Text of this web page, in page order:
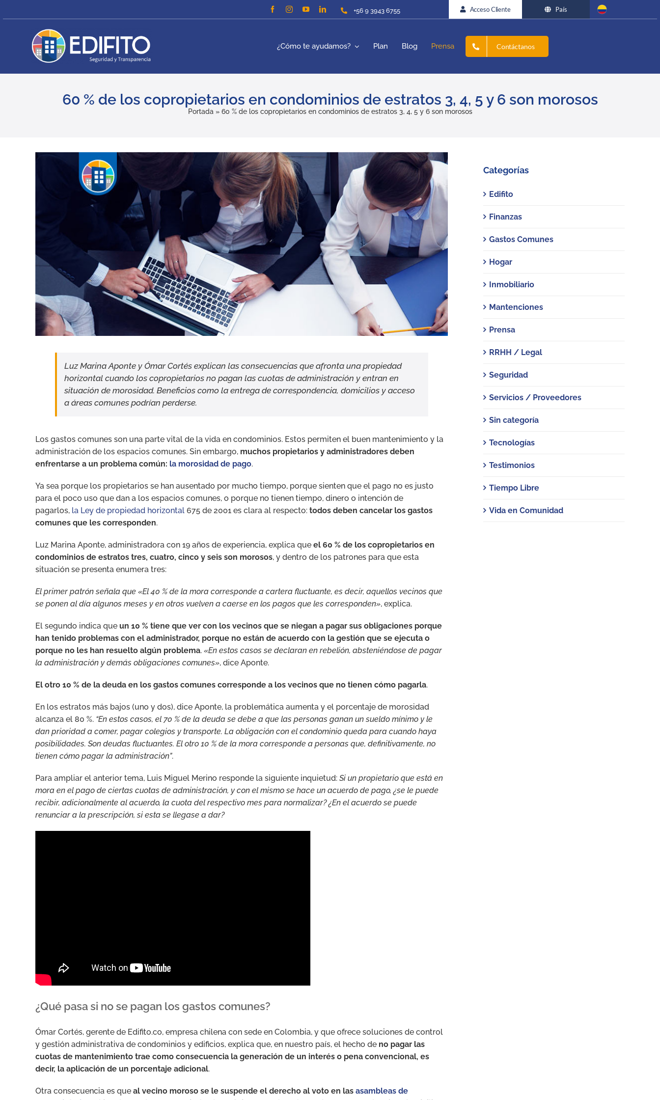
to
+56 9 3943 6755 Acceso Cliente País
¿Cómo te ayudamos? Plan Blog Prensa Contáctanos
60 % de los copropietarios en condominios de estratos 3, 4, 5 y 6 son morosos
Portada » 60 % de los copropietarios en condominios de estratos 3, 4, 5 y 6 son morosos
View
Luz Marina Aponte y Ómar Cortés explican las consecuencias que afronta una propiedad
horizontal cuando los copropietarios no pagan las cuotas de administración y entran en
situación de morosidad. Beneficios como la entrega de correspondencia, domicilios y acceso
a áreas comunes podrían perderse.
Los gastos comunes son una parte vital de la vida en condominios. Estos permiten el buen mantenimiento y la
administración de los espacios comunes. Sin embargo, muchos propietarios y administradores deben
enfrentarse a un problema común: la morosidad de pago.
Ya sea porque los propietarios se han ausentado por mucho tiempo, porque sienten que el pago no es justo
para el poco uso que dan a los espacios comunes, o porque no tienen tiempo, dinero o intención de
pagarlos, la Ley de propiedad horizontal 675 de 2001 es clara al respecto: todos deben cancelar los gastos
comunes que les corresponden.
Luz Marina Aponte, administradora con 19 años de experiencia, explica que el 60 % de los copropietarios en
condominios de estratos tres, cuatro, cinco y seis son morosos, y dentro de los patrones para que esta
situación se presenta enumera tres:
El primer patrón señala que «El 40 % de la mora corresponde a cartera fluctuante, es decir, aquellos vecinos que
se ponen al día algunos meses y en otros vuelven a caerse en los pagos que les corresponden», explica.
El segundo indica que un 10 % tiene que ver con los vecinos que se niegan a pagar sus obligaciones porque
han tenido problemas con el administrador, porque no están de acuerdo con la gestión que se ejecuta o
porque no les han resuelto algún problema. «En estos casos se declaran en rebelión, absteniéndose de pagar
la administración y demás obligaciones comunes», dice Aponte.
El otro 10 % de la deuda en los gastos comunes corresponde a los vecinos que no tienen cómo pagarla.
En los estratos más bajos (uno y dos), dice Aponte, la problemática aumenta y el porcentaje de morosidad
alcanza el 80 %. “En estos casos, el 70 % de la deuda se debe a que las personas ganan un sueldo mínimo y le
dan prioridad a comer, pagar colegios y transporte. La obligación con el condominio queda para cuando haya
posibilidades. Son deudas fluctuantes. El otro 10 % de la mora corresponde a personas que, definitivamente, no
tienen cómo pagar la administración”.
Para ampliar el anterior tema, Luis Miguel Merino responde la siguiente inquietud: Si un propietario que está en
mora en el pago de ciertas cuotas de administración, y con el mismo se hace un acuerdo de pago, ¿se le puede
recibir, adicionalmente al acuerdo, la cuota del respectivo mes para normalizar? ¿En el acuerdo se puede
renunciar a la prescripción, si esta se llegase a dar?
¿Qué pasa si no se pagan los gastos comunes?
Ómar Cortés, gerente de Edifito.co, empresa chilena con sede en Colombia, y que ofrece soluciones de control
y gestión administrativa de condominios y edificios, explica que, en nuestro país, el hecho de no pagar las
cuotas de mantenimiento trae como consecuencia la generación de un interés o pena convencional, es
decir, la aplicación de un porcentaje adicional.
Otra consecuencia es que al vecino moroso se le suspende el derecho al voto en las asambleas de
Categorías
Edifito
Finanzas
Gastos Comunes
Hogar
Inmobiliario
Mantenciones
Prensa
RRHH / Legal
Seguridad
Servicios / Proveedores
Sin categoría
Tecnologías
Testimonios
Tiempo Libre
Vida en Comunidad